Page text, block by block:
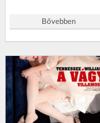
Bővebben